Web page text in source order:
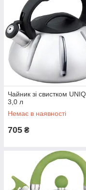
Чайник зі свистком
3,0 л
Немає в наявності
705 ₴